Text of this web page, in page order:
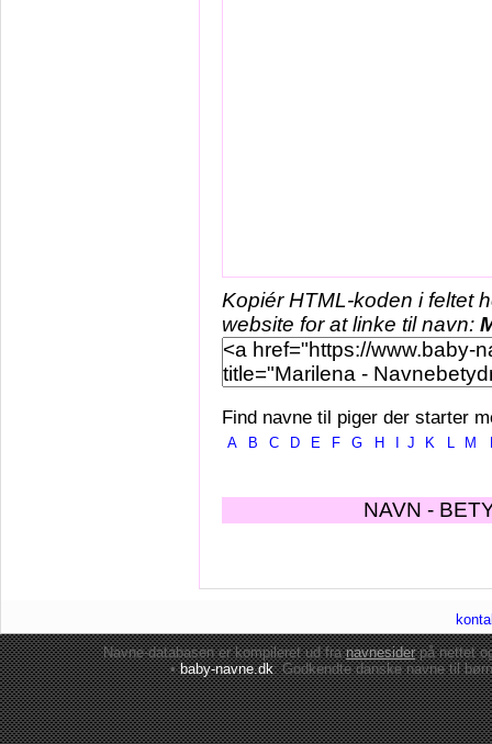
Kopiér HTML-koden i feltet
website for at linke til navn:
Find navne til piger der starter
A B C D E F G H J K L M
NAVN -
Navne-databasen er kompileret ud franavnesiderpå nettet
•baby-navne.dk: Godkendte danskenavne til børn